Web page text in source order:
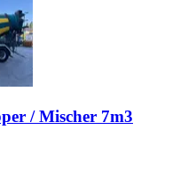
/ Mischer 7m3